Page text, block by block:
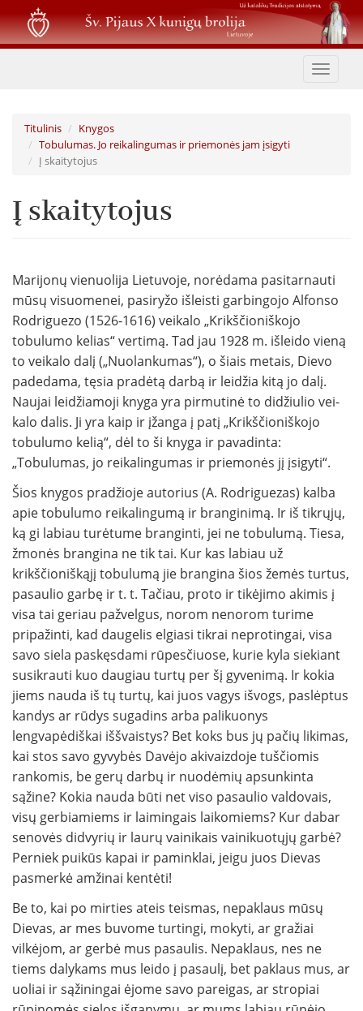
Pereiti
į
pagrindinį
Toggle
Titulinis
Knygos
Tobulumas. Jo reikalingumas ir priemonės jam įsigyti
Į skaitytojus
Į skaitytojus
Marijonų vienuolija Lietuvoje, norėdama pasitarnauti
mūsų visuomenei, pasiryžo išleisti garbingojo Alfonso
Rodriguezo (1526-1616) veikalo „Krikščioniškojo
tobulumo kelias“ vertimą. Tad jau 1928 m. išleido vieną
to veikalo dalį („Nuolankumas“), o šiais metais, Dievo
padedama, tęsia pradėtą darbą ir leidžia kitą jo dalį.
Naujai leidžiamoji knyga yra pirmutinė to didžiulio vei­
kalo dalis. Ji yra kaip ir įžanga į patį „Krikščioniškojo
tobulumo kelią“, dėl to ši knyga ir pavadinta:
„Tobulumas, jo reikalingumas ir priemonės jį įsigyti“.
Šios knygos pradžioje autorius (A. Rodriguezas) kalba
apie tobulumo reikalingumą ir bran­ginimą. Ir iš tikrųjų,
ką gi labiau turėtume bran­ginti, jei ne tobulumą. Tiesa,
žmonės brangina ne tik tai. Kur kas labiau už
krikščioniškąjį tobulumą jie brangina šios žemės turtus,
pasaulio garbę ir t. t. Tačiau, proto ir tikėjimo akimis į
visa tai geriau pažvelgus, norom nenorom turime
pripažinti, kad daugelis elgiasi tikrai neprotingai, visa
savo siela paskęsdami rūpesčiuose, kurie kyla siekiant
susikrauti kuo daugiau turtų per šį gyvenimą. Ir kokia
jiems nauda iš tų turtų, kai juos vagys iš­vogs, paslėptus
kandys ar rūdys sugadins arba palikuonys
lengvapėdiškai iššvaistys? Bet koks bus jų pačių likimas,
kai stos savo gyvybės Davėjo akivaizdoje tuščiomis
rankomis, be gerų darbų ir nuodėmių apsunkinta
sąžine? Kokia nauda būti net viso pasaulio valdovais,
visų gerbiamiems ir laimingais laikomiems? Kur dabar
senovės didvyrių ir laurų vainikais vainikuotųjų garbė?
Perniek puikūs kapai ir pamink­lai, jeigu juos Dievas
pasmerkė amžinai kentėti!
Be to, kai po mirties ateis teismas, ne­paklaus mūsų
Dievas, ar mes buvome turtingi, mokyti, ar gražiai
vilkėjom, ar gerbė mus pasaulis. Nepaklaus, nes ne
tiems dalykams mus leido į pasaulį, bet paklaus mus, ar
uoliai ir sąžiningai ėjome savo pareigas, ar stropiai